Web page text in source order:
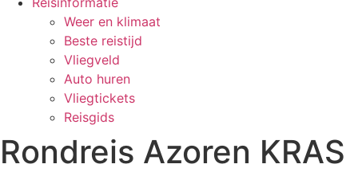
Weer en klimaat
Beste reistijd
Vliegveld
Auto huren
Vliegtickets
Reisgids
Rondreis Azoren KRAS